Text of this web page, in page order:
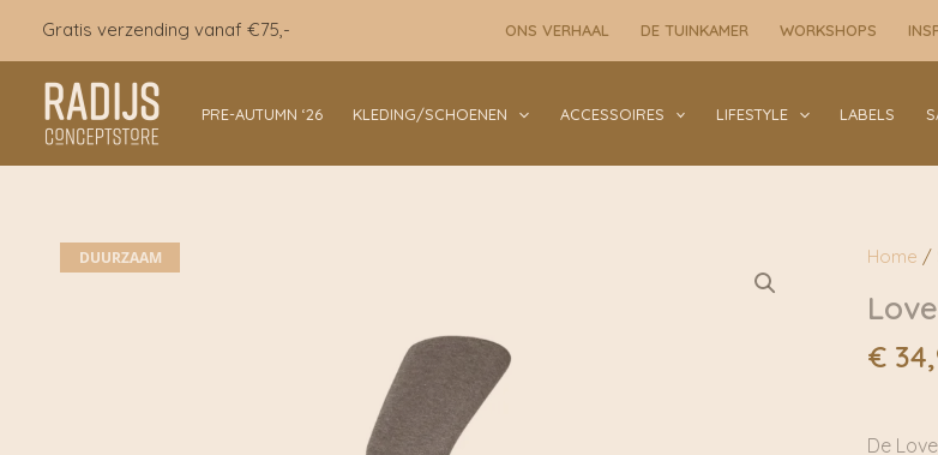
inhoud
Gratis verzending vanaf €75,- ONS VERHAAL DE TUINKAMER WORKSHOPS
PRE-AUTUMN ‘26 KLEDING/SCHOENEN ACCESSOIRES LIFESTYLE LABELS
DUURZAAM Home /
€
De